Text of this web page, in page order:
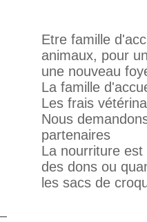
Etre famille
animaux, pour
une nouveau
La famille
Les frais
Nous
partenaires
La nourriture
des dons ou
les sacs de